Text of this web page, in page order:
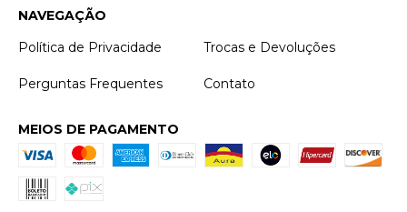
NAVEGAÇÃO
Política de Privacidade
Trocas e Devoluções
Perguntas Frequentes Contato
MEIOS DE PAGAMENTO